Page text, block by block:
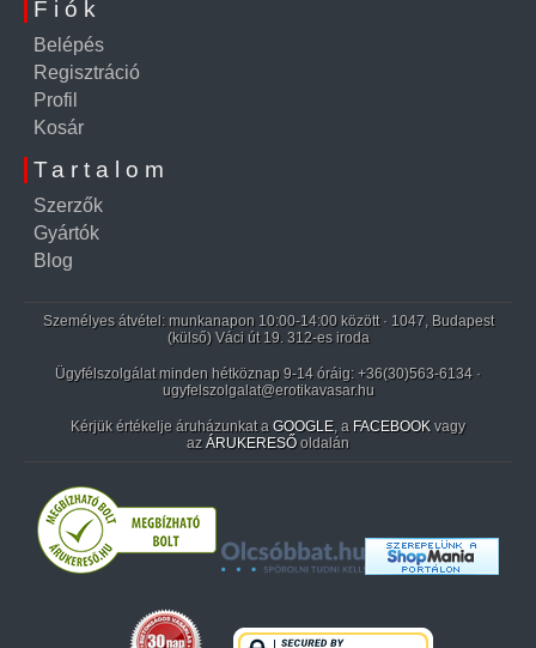
Fiók
Belépés
Regisztráció
Profil
Kosár
Tartalom
Szerzők
Gyártók
Blog
Személyes átvétel: munkanapon 10:00-14:00 között · 1047, Budapest
(külső) Váci út 19. 312-es iroda
Ügyfélszolgálat minden hétköznap 9-14 óráig: +36(30)563-6134 ·
ugyfelszolgalat@erotikavasar.hu
Kérjük értékelje áruházunkat a GOOGLE, a FACEBOOK vagy
az ÁRUKERESŐ oldalán